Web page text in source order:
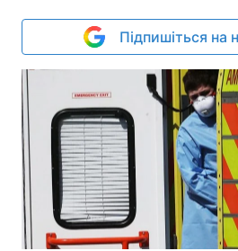
Підпишіться на